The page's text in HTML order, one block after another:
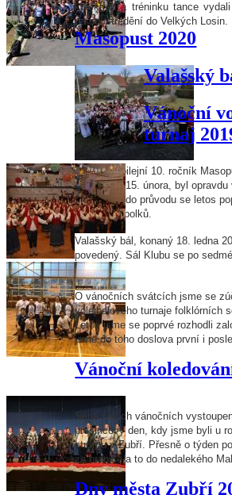
kolektivu a tréninku tance
na soustředění do Velkých Losin.
Masopust 2020
Letošní jubilejní 10. ročník
uskutečnil 15. února, byl
následně i do průvodu se letos
místních spolků.
Valašský
Valašský bál, konaný 18. ledna
povedený.Sál Klubu se po
plnit hosty.
Vánoční
turnaj
O vánočních svátcích jsme se
volejbalového turnaje folklórních
Letos jsme se poprvé rozhodli
jsme do toho doslova první i
Vánoční
Série našich vánočních
prosincový den, kdy jsme byli u
stromu v Zubří. Přesně o týden
za hranice a to do nedalekého
Dny města Zubří